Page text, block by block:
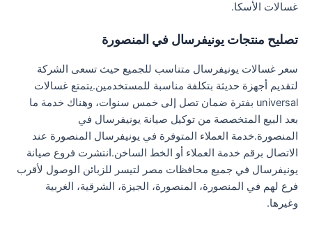
غسالات الأسكا.
تصليح منتجات يونيفرسال في المنصورة
سعر غسالات يونيفرسال متناسب للجميع حيث تسعى الشركة
لتقديم أجهزة حديثة بتكلفة مناسبة للمستخدمين.يتمتع غسالات
universal بفترة ضمان تصل إلى خمس سنوات، وهناك خدمة ما
بعد البيع المتخصصة من توكيل صيانة يونيفرسال في
المنصورة.خدمة العملاء المتوفرة في يونيفرسال المنصورة عند
الاتصال برقم خدمة العملاء أو الخط الساخن.انتشرت فروع صيانة
يونيفرسال في جميع محافظات مصر لتيسر للزبائن الوصول لأقرب
فرع لهم في المنصورة، المنصورة، الجيزة، الشرقية، الغربية
وغيرها.